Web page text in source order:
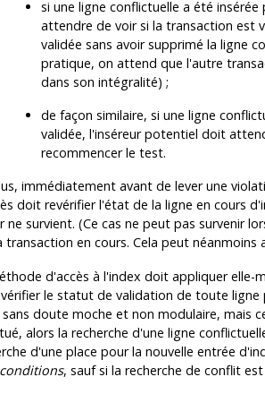
si une ligne conflictuelle a été
attendre de voir si la transaction est
validée sans avoir supprimé la ligne
pratique, on attend que l'autre
dans son intégralité) ;
de façon similaire, si une ligne
validée, l'inséreur potentiel doit
recommencer le test.
immédiatement avant de lever une
doit revérifier l'état de la ligne en cours
ne survient. (Ce cas ne peut pas survenir
transaction en cours. Cela peut néanmoins
d'accès à l'index doit appliquer elle-
le statut de validation de toute
sans doute moche et non modulaire, mais
alors la recherche d'une ligne
d'une place pour la nouvelle entrée
, sauf si la recherche de conflit